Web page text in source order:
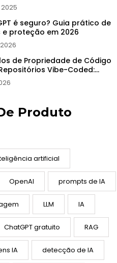
é seguro? Guia prático de
e proteção em 2026
de Propriedade de Código
Vibe-Coded:
Módulos Órfãos
Produto
artificial
OpenAI prompts de IA
LLM IA
ChatGPT gratuito RAG
IA detecção de IA